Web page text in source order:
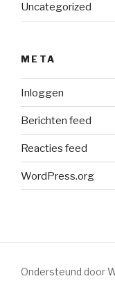
Uncategorized
META
Inloggen
Berichten feed
Reacties feed
WordPress.org
Ondersteund door